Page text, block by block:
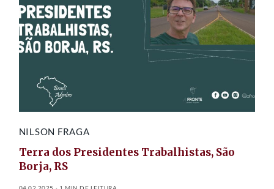
NILSON FRAGA
Terra dos Presidentes Trabalhistas, São
Borja, RS